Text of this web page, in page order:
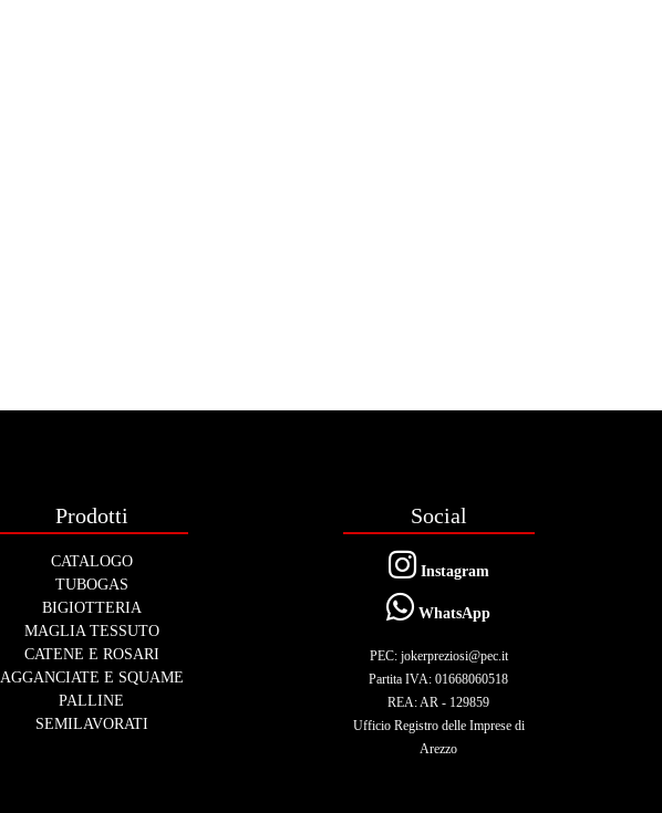
Prodotti
CATALOGO
TUBOGAS
BIGIOTTERIA
MAGLIA TESSUTO
CATENE E ROSARI
AGGANCIATE E SQUAME
PALLINE
SEMILAVORATI
Social
Instagram
WhatsApp
PEC: jokerpreziosi@pec.it
Partita IVA: 01668060518
REA: AR - 129859
Ufficio Registro delle Imprese di
Arezzo